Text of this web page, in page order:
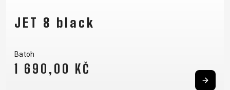
JET 8 black
Batoh
1 690,00 KČ